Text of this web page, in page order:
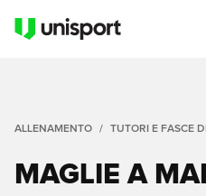
ALLENAMENTO TUTORI E FASCE
MAGLIE A